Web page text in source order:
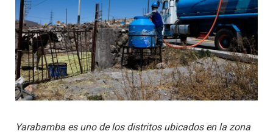
Yarabamba es uno de los distritos ubicados en la zona